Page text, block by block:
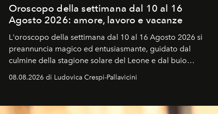
Oroscopo della settimana dal 10 al 16
Agosto 2026: amore, lavoro e vacanze
L'oroscopo della settimana dal 10 al 16 Agosto 2026 si
preannuncia magico ed entusiasmante, guidato dal
culmine della stagione solare del Leone e dal buio
favorevole della Luna nuova in Leone del 12 agosto,
ideale per la notte delle Perseidi.
08.08.2026 di Ludovica Crespi-Pallavicini